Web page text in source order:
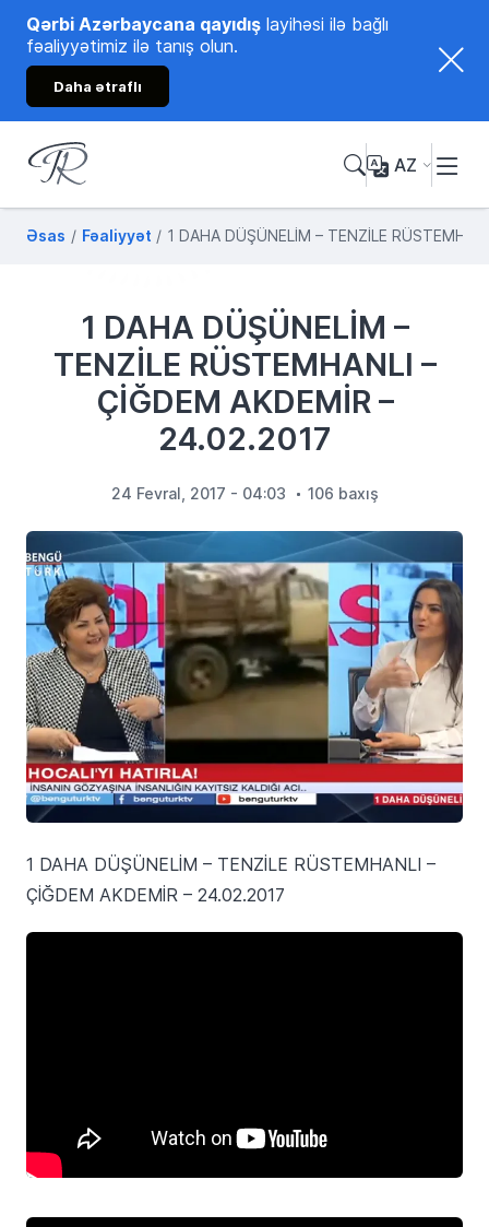
Qərbi Azərbaycana qayıdış layihəsi ilə bağlı
fəaliyyətimiz ilə tanış olun.
Daha ətraflı
Tənzilə Rüstəmxanlı
AZ
Əsas Fəaliyyət 1 DAHA DÜŞÜNELİM – TENZİLE
1 DAHA DÜŞÜNELİM –
TENZİLE RÜSTEMHANLI –
ÇİĞDEM AKDEMİR –
24.02.2017
24 Fevral, 2017 - 04:03 106 baxış
1 DAHA DÜŞÜNELİM – TENZİLE RÜSTEMHANLI –
ÇİĞDEM AKDEMİR – 24.02.2017